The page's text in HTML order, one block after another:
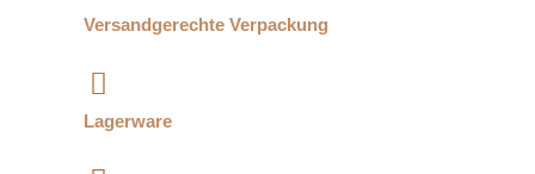
Versandgerechte Verpackung
Lagerware